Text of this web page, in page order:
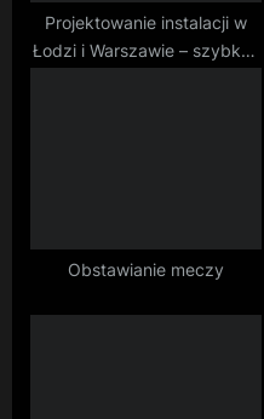
Projektowanie instalacji w
Łodzi i Warszawie – szybko i
Obstawianie meczy